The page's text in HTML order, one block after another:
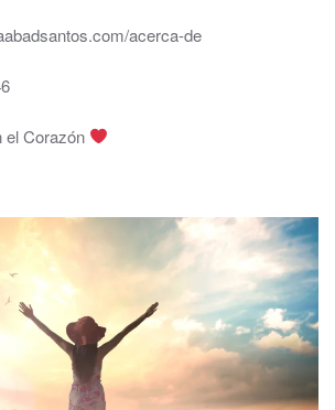
acerca-de
el Corazón